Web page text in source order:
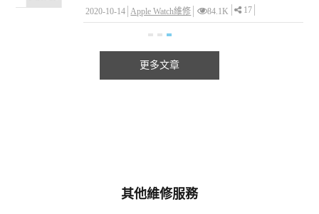
2020-10-14 Apple Watch維修 84.1K 17
更多文章
其他維修服務